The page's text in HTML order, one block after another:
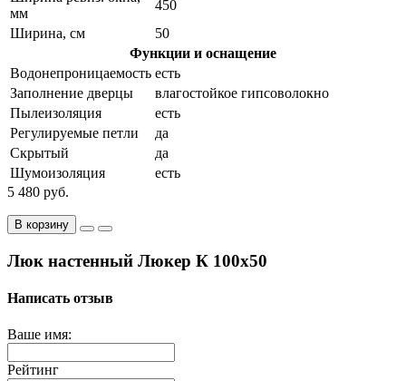
мм
450
Ширина, см
50
Функции и оснащение
Водонепроницаемость есть
Заполнение дверцы
влагостойкое гипсоволокно
Пылеизоляция
есть
Регулируемые петли
да
Скрытый
да
Шумоизоляция
есть
5 480 руб.
В корзину
Люк настенный Люкер К 100x50
Написать отзыв
Ваше имя:
Рейтинг